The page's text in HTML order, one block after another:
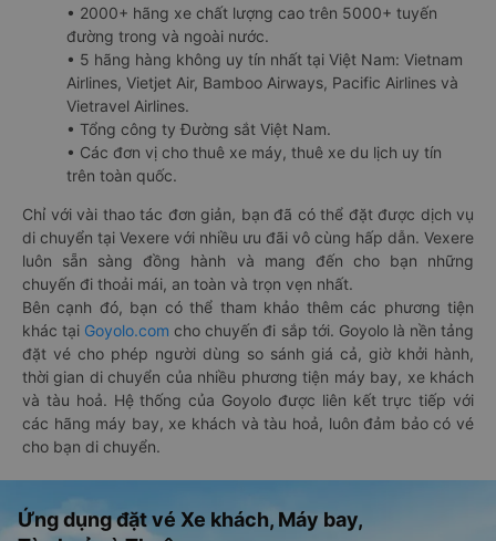
• 2000+ hãng xe chất lượng cao trên 5000+ tuyến
đường trong và ngoài nước.
• 5 hãng hàng không uy tín nhất tại Việt Nam: Vietnam
Airlines, Vietjet Air, Bamboo Airways, Pacific Airlines và
Vietravel Airlines.
• Tổng công ty Đường sắt Việt Nam.
• Các đơn vị cho thuê xe máy, thuê xe du lịch uy tín
trên toàn quốc.
Chỉ với vài thao tác đơn giản, bạn đã có thể đặt được dịch vụ
di chuyển tại Vexere với nhiều ưu đãi vô cùng hấp dẫn. Vexere
luôn sẵn sàng đồng hành và mang đến cho bạn những
chuyến đi thoải mái, an toàn và trọn vẹn nhất.
Bên cạnh đó, bạn có thể tham khảo thêm các phương tiện
khác tại Goyolo.com cho chuyến đi sắp tới. Goyolo là nền tảng
đặt vé cho phép người dùng so sánh giá cả, giờ khởi hành,
thời gian di chuyển của nhiều phương tiện máy bay, xe khách
và tàu hoả. Hệ thống của Goyolo được liên kết trực tiếp với
các hãng máy bay, xe khách và tàu hoả, luôn đảm bảo có vé
cho bạn di chuyển.
Ứng dụng đặt vé Xe khách, Máy bay,